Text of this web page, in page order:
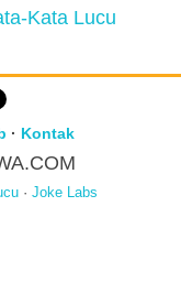
Kata Lucu
· Kontak
· Joke Labs